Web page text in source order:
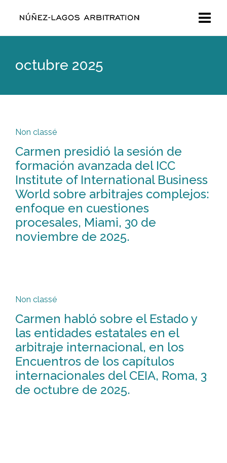
octubre 2025
Non classé
Carmen presidió la sesión de
formación avanzada del ICC
Institute of International Business
World sobre arbitrajes complejos:
enfoque en cuestiones
procesales, Miami, 30 de
noviembre de 2025.
Non classé
Carmen habló sobre el Estado y
las entidades estatales en el
arbitraje internacional, en los
Encuentros de los capítulos
internacionales del CEIA, Roma, 3
de octubre de 2025.